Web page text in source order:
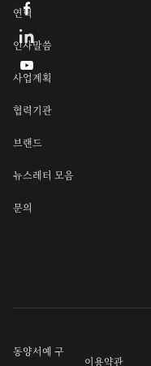
연혁
인사말씀
사업계획
협력기관
브랜드
뉴스레터 모음
문의
동양서예 구
이용약관

